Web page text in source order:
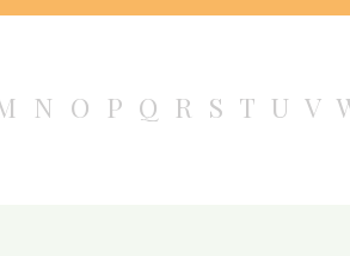
N O P Q R S T U V